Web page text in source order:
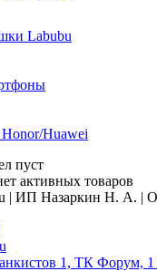
Labubu
Honor/Huawei
пуст
активных товаров
| ИП Назаркин Н. А. |
1, ТК Форум, 1